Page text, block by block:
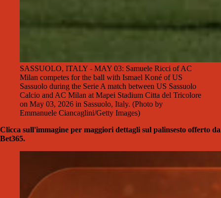
SASSUOLO, ITALY - MAY 03: Samuele Ricci of AC
Milan competes for the ball with Ismael Koné of US
Sassuolo during the Serie A match between US Sassuolo
Calcio and AC Milan at Mapei Stadium Citta del Tricolore
on May 03, 2026 in Sassuolo, Italy. (Photo by
Emmanuele Ciancaglini/Getty Images)
Clicca sull'immagine per maggiori dettagli sul palinsesto offerto da
Bet365.